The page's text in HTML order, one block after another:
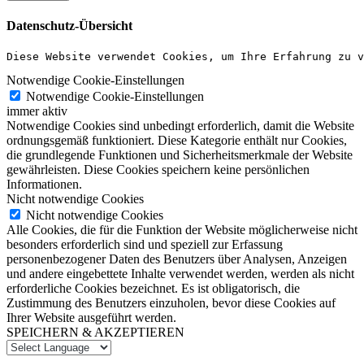
Datenschutz-Übersicht
Diese Website verwendet Cookies, um Ihre Erfahrung
Notwendige Cookie-Einstellungen
Notwendige Cookie-Einstellungen
immer aktiv
Notwendige Cookies sind unbedingt erforderlich, damit die Website
ordnungsgemäß funktioniert. Diese Kategorie enthält nur Cookies,
die grundlegende Funktionen und Sicherheitsmerkmale der Website
gewährleisten. Diese Cookies speichern keine persönlichen
Informationen.
Nicht notwendige Cookies
Nicht notwendige Cookies
Alle Cookies, die für die Funktion der Website möglicherweise nicht
besonders erforderlich sind und speziell zur Erfassung
personenbezogener Daten des Benutzers über Analysen, Anzeigen
und andere eingebettete Inhalte verwendet werden, werden als nicht
erforderliche Cookies bezeichnet. Es ist obligatorisch, die
Zustimmung des Benutzers einzuholen, bevor diese Cookies auf
Ihrer Website ausgeführt werden.
SPEICHERN & AKZEPTIEREN